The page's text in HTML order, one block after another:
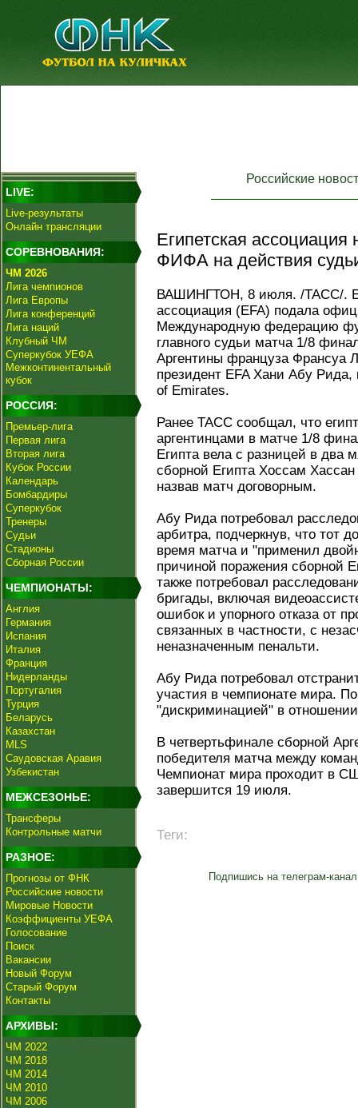
LIVE:
Live-результаты
Онлайн трансляции
СОРЕВНОВАНИЯ:
ЧМ 2026
Лига чемпионов
Лига Европы
Лига конференций
Лига наций
Клубный ЧМ
Суперкубок УЕФА
Межконтинентальный
кубок
РОССИЯ:
Премьер-лига
Первая лига
Вторая лига
Кубок России
Календарь
Бомбардиры
Суперкубок
Тренеры
Судьи
Стадионы
Сборная России
ЧЕМПИОНАТЫ:
Англия
Германия
Испания
Италия
Франция
Нидерланды
Португалия
Турция
Беларусь
Казахстан
MLS
Саудовская Аравия
Узбекистан
МЕЖСЕЗОНЬЕ:
Трансферы
Контрольные матчи
РАЗНОЕ:
Прогнозы от ФНК
Российские новости
Мировые Новости
Коэффициенты УЕФА
Голосование
Поиск
Вакансии
Новый Форум
Старый Форум
Контакты
АРХИВЫ:
ЧМ 2022
ЧМ 2018
ЧМ 2014
ЧМ 2010
ЧМ 2006
Российские
Египетская
ФИФА на действия
ВАШИНГТОН, 8 июля. /ТАСС/.
ассоциация (EFA) подала
Международную федерацию
главного судьи матча 1/8
Аргентины француза Франсуа
президент EFA Хани Абу Рида,
of Emirates.
Ранее ТАСС сообщал, что
аргентинцами в матче 1/8
Египта вела с разницей в два
сборной Египта Хоссам
назвав матч договорным.
Абу Рида потребовал
арбитра, подчеркнув, что тот
время матча и "применил
причиной поражения сборной
также потребовал
бригады, включая
ошибок и упорного отказа от
связанных в частности, с
неназначенным пенальти.
Абу Рида потребовал
участия в чемпионате мира.
"дискриминацией" в
В четвертьфинале сборной
победителя матча между
Чемпионат мира проходит в
завершится 19 июля.
Теги:
Подпишись на телеграм-